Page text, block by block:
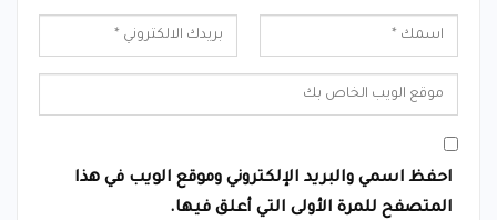
احفظ اسمي والبريد الإلكتروني وموقع الويب في هذا
المتصفح للمرة الأولى التي أعلق فيها.